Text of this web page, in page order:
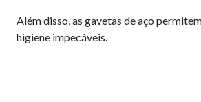
Além disso, as gavetas de aço
higiene impecáveis.